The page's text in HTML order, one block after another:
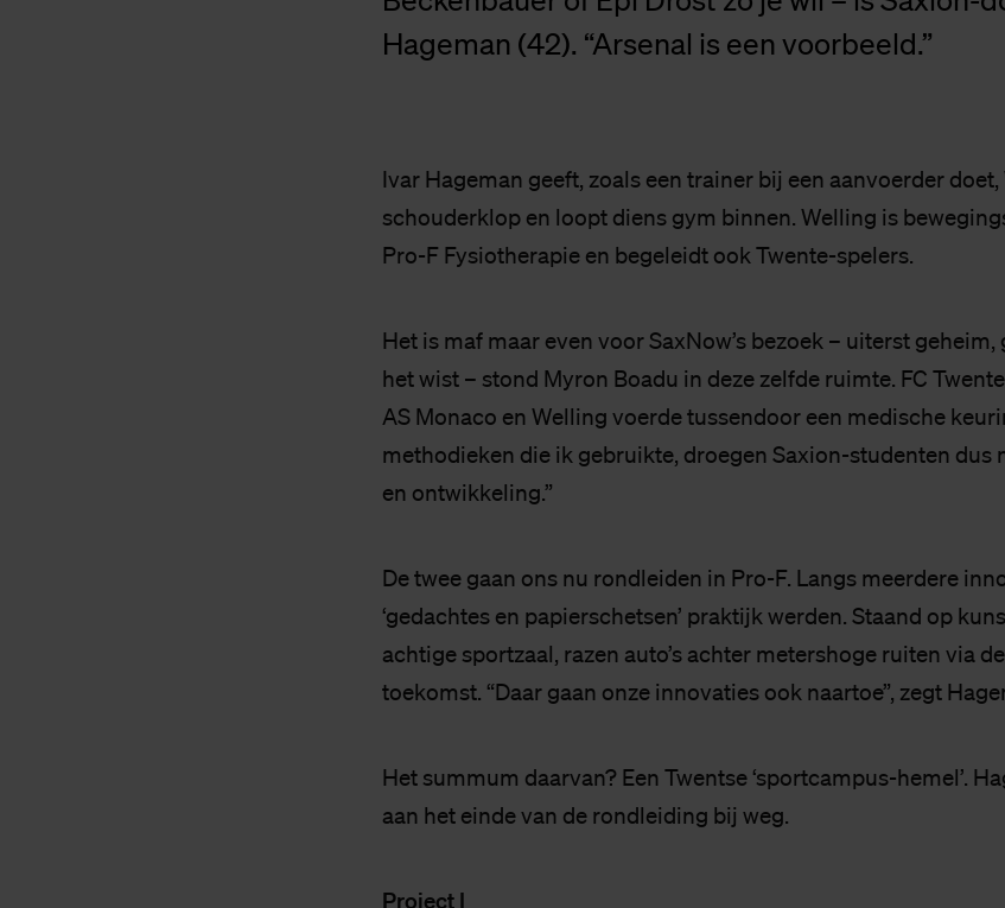
Hageman (42). “Arsenal is een voorbeeld.”
Ivar Hageman geeft, zoals een trainer bij een aanvoerder
schouderklop en loopt diens gym binnen. Welling is
Pro-F Fysiotherapie en begeleidt ook Twente-spelers.
Het is maf maar even voor SaxNow’s bezoek – uiterst
het wist – stond Myron Boadu in deze zelfde ruimte. FC
AS Monaco en Welling voerde tussendoor een medische
methodieken die ik gebruikte, droegen Saxion-studenten dus
en ontwikkeling.”
De twee gaan ons nu rondleiden in Pro-F. Langs meerdere
‘gedachtes en papierschetsen’ praktijk werden. Staand op
achtige sportzaal, razen auto’s achter metershoge ruiten via
toekomst. “Daar gaan onze innovaties ook naartoe”, zegt
Het summum daarvan? Een Twentse ‘sportcampus-hemel’.
aan het einde van de rondleiding bij weg.
Project I